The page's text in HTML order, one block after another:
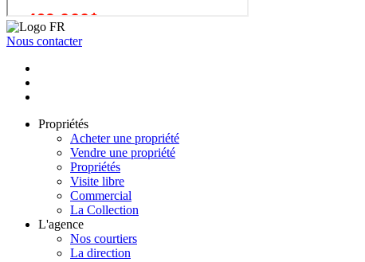
Nous contacter
Propriétés
Acheter une propriété
Vendre une propriété
Propriétés
Visite libre
Commercial
La Collection
L'agence
Nos courtiers
La direction